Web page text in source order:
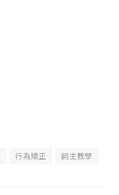
行為矯正 飼主教學